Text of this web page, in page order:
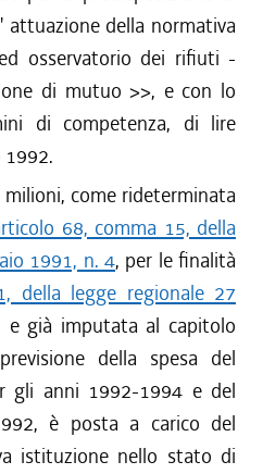
della normativa
osservatorio dei rifiuti -
di mutuo >>, e con lo
di competenza, di lire
1992.
milioni, come rideterminata
68, comma 15, della
1991, n. 4, per le finalità
della legge regionale 27
e già imputata al capitolo
della spesa del
gli anni 1992-1994 e del
è posta a carico del
istituzione nello stato di